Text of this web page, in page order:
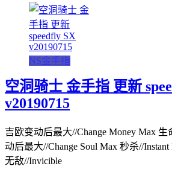
NS金手指
空洞骑士 金手指 更新
v20190715
吉欧变动后最大//Change Money Max
动后最大//Change Soul Max 秒杀//
无敌//Invicible